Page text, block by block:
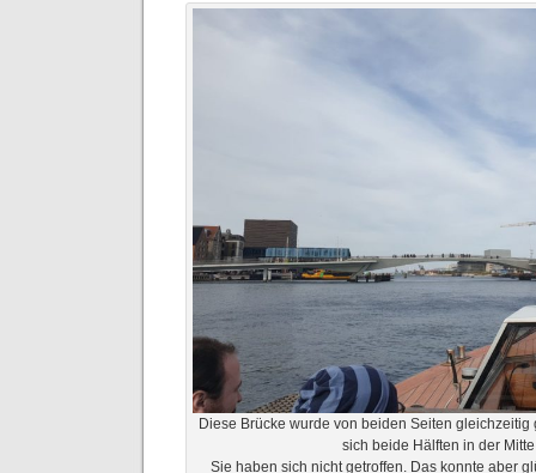
Diese Brücke wurde von beiden Seiten
sich beide Hälften in der
Sie haben sich nicht getroffen. Das konnte aber